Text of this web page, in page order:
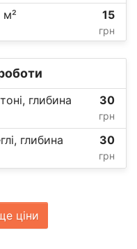
м² 15
грн
глибина
30
грн
глибина
30
грн
ціни